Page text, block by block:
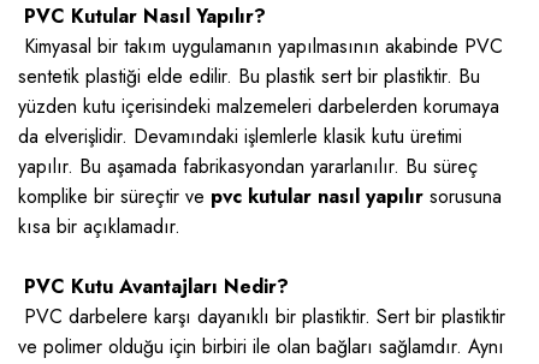
PVC Kutular Nasıl Yapılır?
Kimyasal bir takım uygulamanın yapılmasının akabinde PVC
sentetik plastiği elde edilir. Bu plastik sert bir plastiktir. Bu
yüzden kutu içerisindeki malzemeleri darbelerden korumaya
da elverişlidir. Devamındaki işlemlerle klasik kutu üretimi
yapılır. Bu aşamada fabrikasyondan yararlanılır. Bu süreç
komplike bir süreçtir ve pvc kutular nasıl yapılır sorusuna
kısa bir açıklamadır.
PVC Kutu Avantajları Nedir?
PVC darbelere karşı dayanıklı bir plastiktir. Sert bir plastiktir
ve polimer olduğu için birbiri ile olan bağları sağlamdır. Aynı